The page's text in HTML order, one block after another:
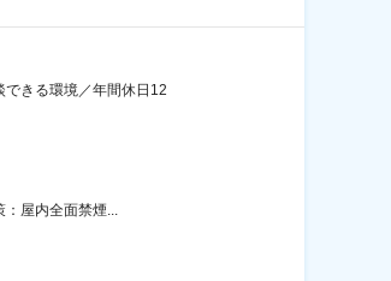
きる環境／年間休日12
屋内全面禁煙...